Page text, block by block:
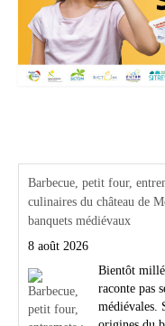
Barbecue, petit four,
culinaires du château de
banquets médiévaux
8 août 2026
Bientôt
raconte pas
médiévales.